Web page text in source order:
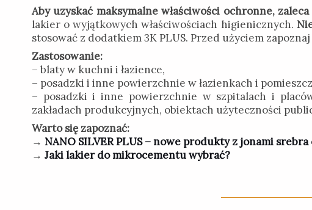
Aby uzyskać maksymalne właściwości ochronne,
lakier o wyjątkowych właściwościach higienicznych.
stosować z dodatkiem 3K PLUS. Przed użyciem zapoznaj
Zastosowanie:
– blaty w kuchni i łazience,
– posadzki i inne powierzchnie w łazienkach i
– posadzki i inne powierzchnie w szpitalach i
zakładach produkcyjnych, obiektach użyteczności
Warto się zapoznać:
→ NANO SILVER PLUS – nowe produkty z jonami
→ Jaki lakier do mikrocementu wybrać?